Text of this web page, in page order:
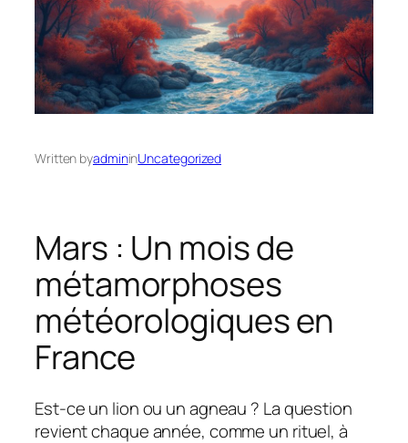
Written byadmininUncategorized
Mars : Un mois de
métamorphoses
météorologiques en
France
Est-ce un lion ou un agneau ? La question
revient chaque année, comme un rituel, à